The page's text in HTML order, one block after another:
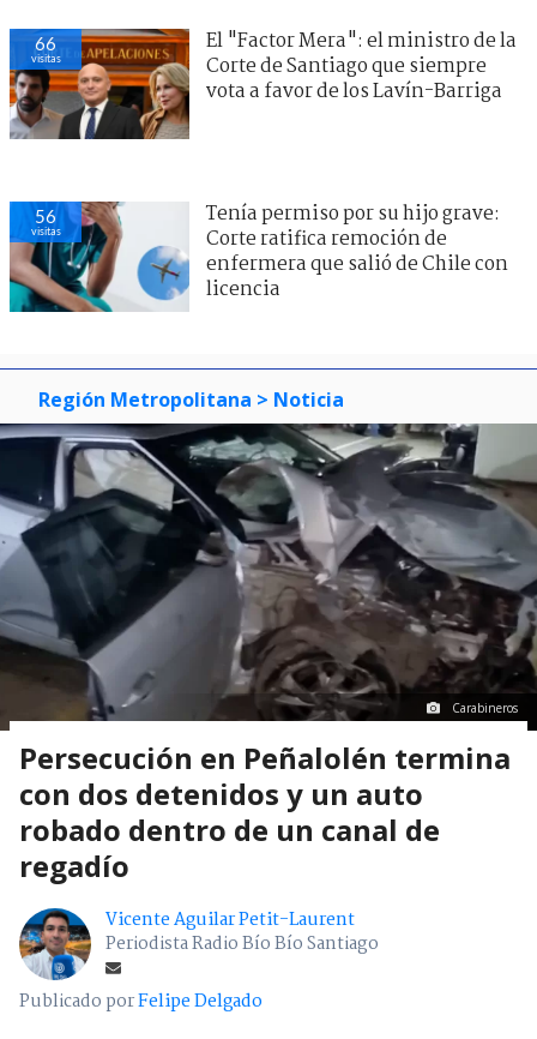
66
visitas
El "Factor Mera": el ministro de la
Corte de Santiago que siempre
vota a favor de los Lavín-Barriga
56
visitas
Tenía permiso por su hijo grave:
Corte ratifica remoción de
enfermera que salió de Chile con
licencia
Región Metropolitana > Noticia
Carabineros
Persecución en Peñalolén termina
con dos detenidos y un auto
robado dentro de un canal de
regadío
Vicente Aguilar Petit-Laurent
Periodista Radio Bío Bío Santiago
Publicado porFelipe Delgado